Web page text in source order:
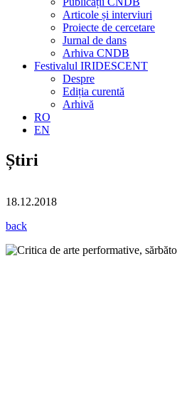
Articole și interviuri
Proiecte de cercetare
Jurnal de dans
Arhiva CNDB
Festivalul IRIDESCENT
Despre
Ediția curentă
Arhivă
RO
EN
Știri
18.12.2018
back